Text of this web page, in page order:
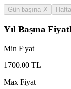
Gün başına ✗
Yıl Başına
Min Fiyat
1700.00 TL
Max Fiyat